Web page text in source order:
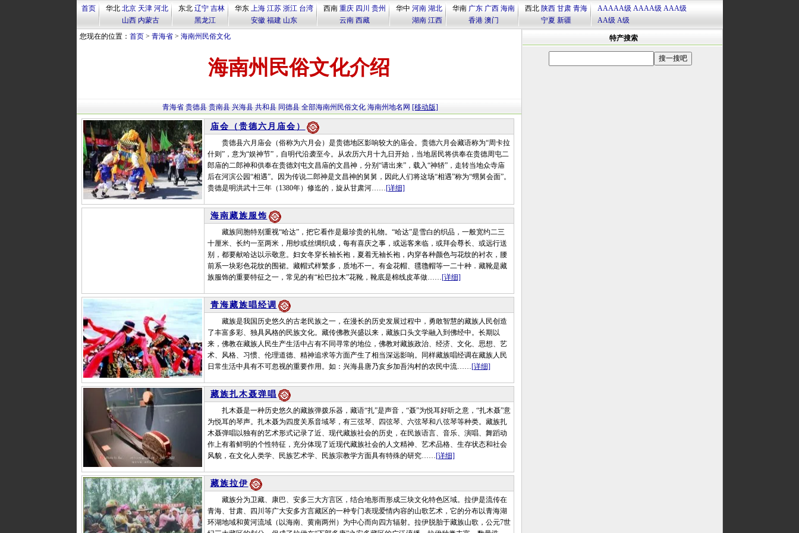
首页 华北 北京 天津 河北
山西 内蒙古
东北 辽宁 吉林
黑龙江
华东 上海 江苏 浙江 台湾
安徽 福建 山东
西南 重庆 四川 贵州
云南 西藏
华中 河南 湖北
湖南 江西
华南 广东 广西 海南
香港 澳门
西北 陕西 甘肃 青海
宁夏 新疆
AAAAA级 AAAA级 AAA级
AA级 A级
您现在的位置： 首页> 青海省> 海南州民俗文化
海南州民俗文化介绍
青海省 贵德县 贵南县 兴海县 共和县 同德县 全部海南州民俗文化 海南州地名网 [移动版]
庙会（贵德六月庙会）
贵德县六月庙会（俗称为六月会）是贵德地区影响较大的庙会。贵德六月会藏语称为“周卡拉
什则”，意为“娱神节”，自明代沿袭至今。从农历六月十九日开始，当地居民将供奉在贵德周屯二
郎庙的二郎神和供奉在贵德刘屯文昌庙的文昌神，分别“请出来”，载入“神轿”，走转当地众寺庙
后在河滨公园“相遇”。因为传说二郎神是文昌神的舅舅，因此人们将这场“相遇”称为“甥舅会面”。
贵德是明洪武十三年（1380年）修迄的，旋从甘肃河……[详细]
海南藏族服饰
藏族同胞特别重视“哈达”，把它看作是最珍贵的礼物。“哈达”是雪白的织品，一般宽约二三
十厘米、长约一至两米，用纱或丝绸织成，每有喜庆之事，或远客来临，或拜会尊长、或远行送
别，都要献哈达以示敬意。妇女冬穿长袖长袍，夏着无袖长袍，内穿各种颜色与花纹的衬衣，腰
前系一块彩色花纹的围裙。藏帽式样繁多，质地不一。有金花帽、氆氇帽等一二十种．藏靴是藏
族服饰的重要特征之一，常见的有“松巴拉木”花靴，靴底是棉线皮革做……[详细]
青海藏族唱经调
藏族是我国历史悠久的古老民族之一，在漫长的历史发展过程中，勇敢智慧的藏族人民创造
了丰富多彩、独具风格的民族文化。藏传佛教兴盛以来，藏族口头文学融入到佛经中。长期以
来，佛教在藏族人民生产生活中占有不同寻常的地位，佛教对藏族政治、经济、文化、思想、艺
术、风格、习惯、伦理道德、精神追求等方面产生了相当深远影响。同样藏族唱经调在藏族人民
日常生活中具有不可忽视的重要作用。如：兴海县唐乃亥乡加吾沟村的农民中流……[详细]
藏族扎木聂弹唱
扎木聂是一种历史悠久的藏族弹拨乐器，藏语“扎”是声音，“聂”为悦耳好听之意，“扎木聂”意
为悦耳的琴声。扎木聂为四度关系音域琴，有三弦琴、四弦琴、六弦琴和八弦琴等种类。藏族扎
木聂弹唱以独有的艺术形式记录了近、现代藏族社会的历史，在民族语言、音乐、演唱、舞蹈动
作上有着鲜明的个性特征，充分体现了近现代藏族社会的人文精神、艺术品格、生存状态和社会
风貌，在文化人类学、民族艺术学、民族宗教学方面具有特殊的研究……[详细]
藏族拉伊
藏族分为卫藏、康巴、安多三大方言区，结合地形而形成三块文化特色区域。拉伊是流传在
青海、甘肃、四川等广大安多方言藏区的一种专门表现爱情内容的山歌艺术，它的分布以青海湖
环湖地域和黄河流域（以海南、黄南两州）为中心而向四方辐射。拉伊脱胎于藏族山歌，公元7世
特产搜索